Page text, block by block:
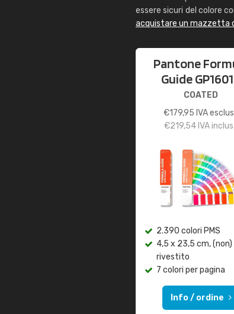
essere sicuri del colore
acquistare un mazzetta
Pantone
Guide
COATED
€179,95 IVA
€219,54IVA
2.390 colori PMS
4,5 x 23,5 cm, (non)
rivestito
7 colori per pagina
Info / ordine